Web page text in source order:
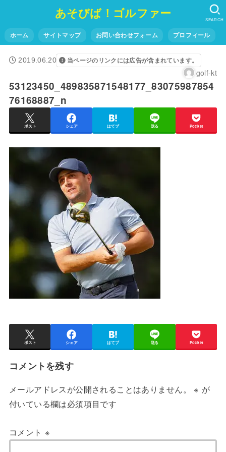
あそびば！ゴルファー
ホーム サイトマップ お問い合わせフォーム プロフィール
SEARCH
2019.06.20 当ページのリンクには広告が含まれています。
golf-kt
53123450_489835871548177_83075987854
76168887_n
ポスト シェア はてブ 送る Pocket
ポスト シェア はてブ 送る Pocket
コメントを残す
メールアドレスが公開されることはありません。 ※ が
付いている欄は必須項目です
コメント ※